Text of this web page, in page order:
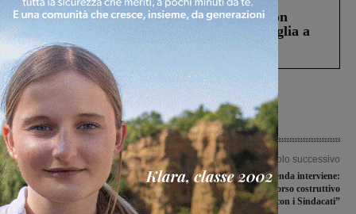
Scomparso da una struttura di Castiglion
Fiorentino l’uomo che aveva ucciso la figlia a
Levane nel 2020
Articolo precedente
Il temporale ha creato disagi: Vab e
uomini del Comune al lavoro
Articolo successivo
Bekaert, l’azienda interviene:
“Delineato un percorso costruttivo
con i Sindacati”